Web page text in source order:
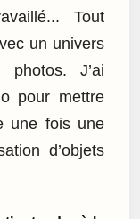
Tout
un univers
J’ai
pour mettre
une fois une
d’objets